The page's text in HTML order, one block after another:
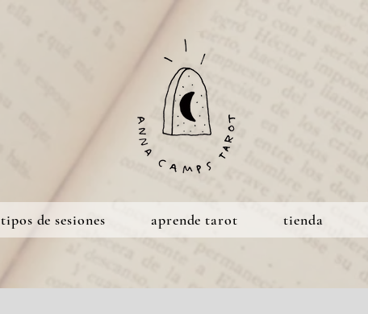
tipos de sesiones aprende tarot tienda